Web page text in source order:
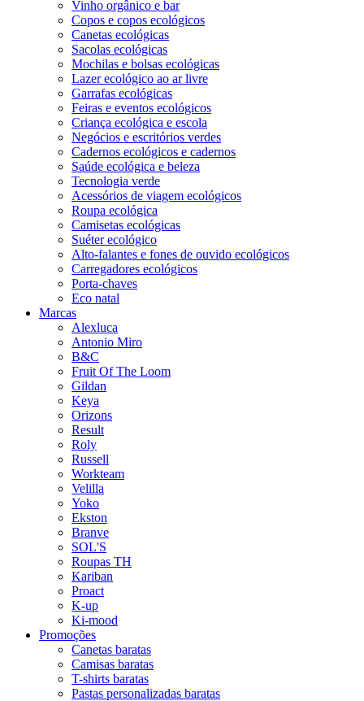
Vinho orgânico e bar
Copos e copos ecológicos
Canetas ecológicas
Sacolas ecológicas
Mochilas e bolsas ecológicas
Lazer ecológico ao ar livre
Garrafas ecológicas
Feiras e eventos ecológicos
Criança ecológica e escola
Negócios e escritórios verdes
Cadernos ecológicos e cadernos
Saúde ecológica e beleza
Tecnologia verde
Acessórios de viagem ecológicos
Roupa ecológica
Camisetas ecológicas
Suéter ecológico
Alto-falantes e fones de ouvido ecológicos
Carregadores ecológicos
Porta-chaves
Eco natal
Marcas
Alexluca
Antonio Miro
B&C
Fruit Of The Loom
Gildan
Keya
Orizons
Result
Roly
Russell
Workteam
Velilla
Yoko
Ekston
Branve
SOL'S
Roupas TH
Kariban
Proact
K-up
Ki-mood
Promoções
Canetas baratas
Camisas baratas
T-shirts baratas
Pastas personalizadas baratas